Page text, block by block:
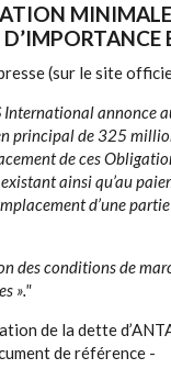
MINIMALE
(sur le site
International annonce
principal de 325
de ces
ainsi qu’au
d’une
des conditions de
»."
de la dette
de référence -